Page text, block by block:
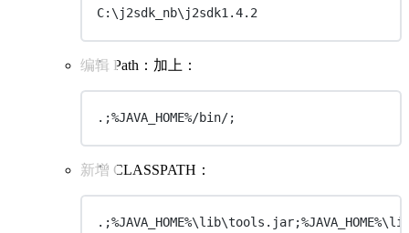
C:\j2sdk_nb\j2sdk1.4.2
编辑 Path：加上：
.;%JAVA_HOME%/bin/;
新增 CLASSPATH：